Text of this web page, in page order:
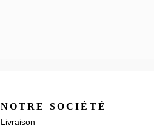
NOTRE SOCIÉTÉ
Livraison